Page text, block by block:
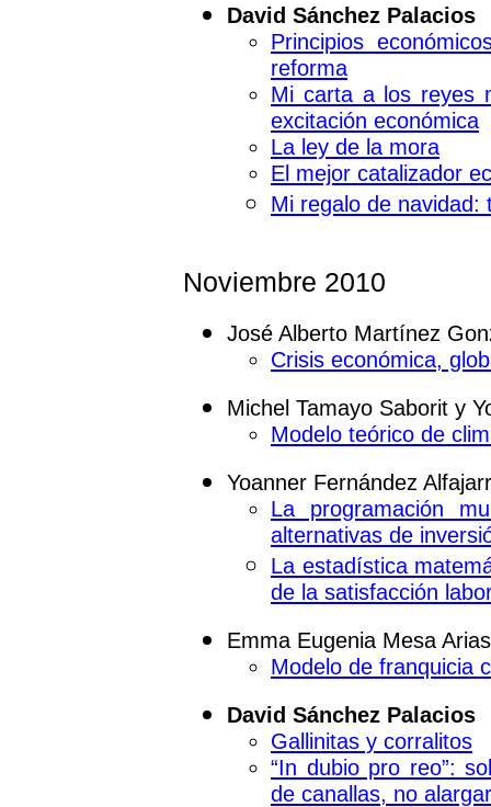
David Sánchez Palacios
Principios
reforma
Mi carta a los reyes
excitación económica
La ley de la mora
El mejor catalizador
Mi regalo de navidad:
Noviembre 2010
José Alberto Martínez
Crisis económica,
Michel Tamayo Saborit y
Modelo teórico de
Yoanner Fernández
La programación
alternativas de
La estadística
de la satisfacción
Emma Eugenia Mesa Arias
Modelo de franquicia
David Sánchez Palacios
Gallinitas y corralitos
“In dubio pro reo”:
de canallas, no